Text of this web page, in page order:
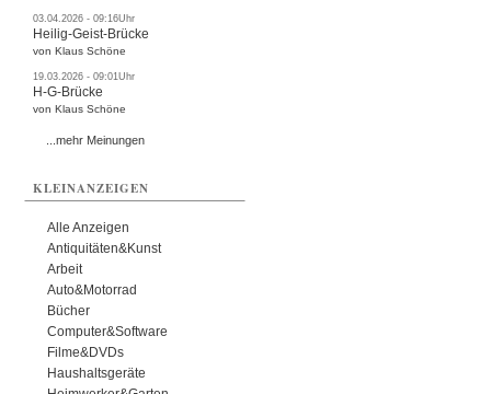
03.04.2026 - 09:16Uhr
Heilig-Geist-Brücke
von Klaus Schöne
19.03.2026 - 09:01Uhr
H-G-Brücke
von Klaus Schöne
...mehr Meinungen
KLEINANZEIGEN
Alle Anzeigen
Antiquitäten&Kunst
Arbeit
Auto&Motorrad
Bücher
Computer&Software
Filme&DVDs
Haushaltsgeräte